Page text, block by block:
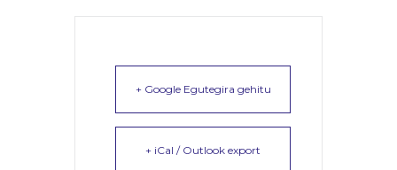
+ Google Egutegira gehitu
+ iCal / Outlook export